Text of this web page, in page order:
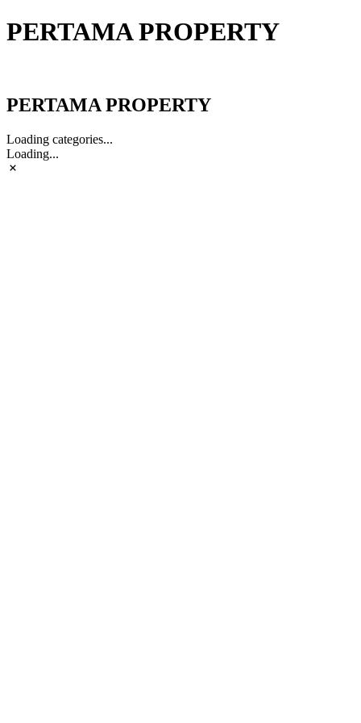
PERTAMA PROPERTY
PERTAMA PROPERTY
Loading categories...
Loading...